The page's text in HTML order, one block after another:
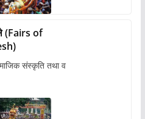
(Fairs of
संस्कृति तथा व